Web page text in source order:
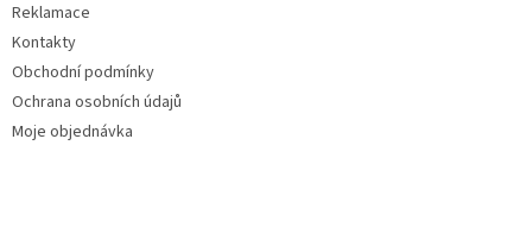
Reklamace
Kontakty
Obchodní podmínky
Ochrana osobních údajů
Moje objednávka